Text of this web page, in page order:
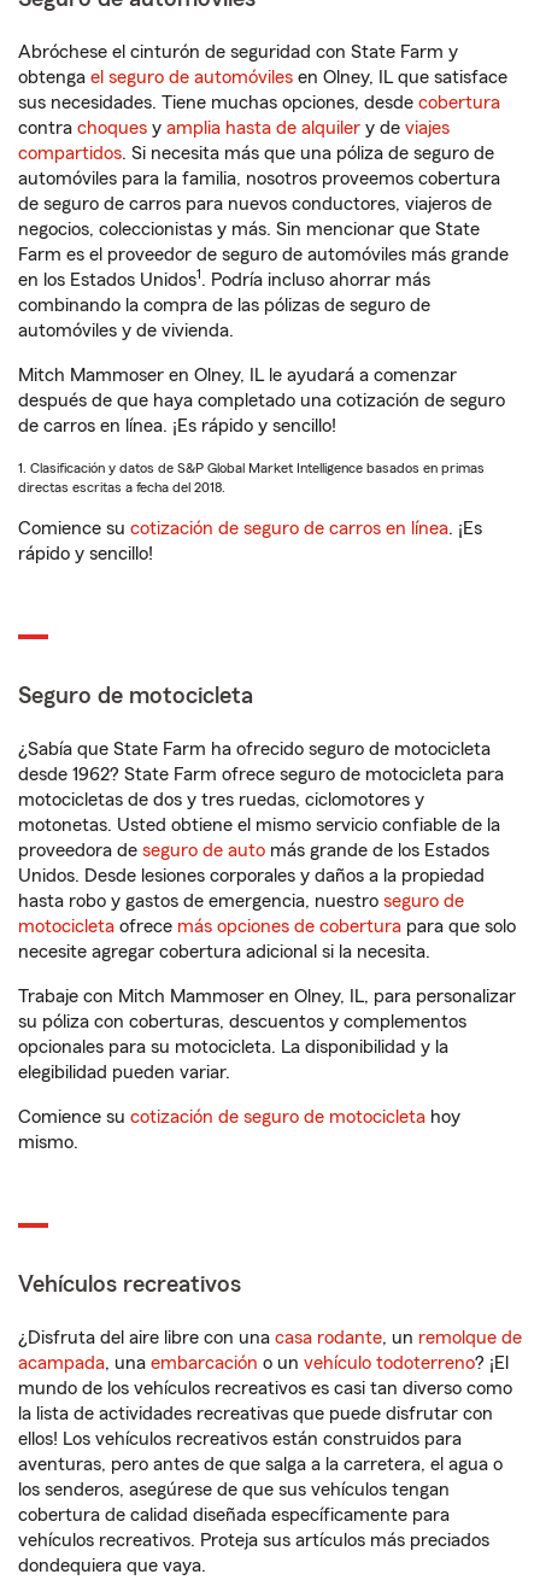
Abróchese el cinturón de seguridad con State Farm y
obtenga el seguro de automóviles en Olney, IL que satisface
sus necesidades. Tiene muchas opciones, desde cobertura
contra choques y amplia hasta de alquiler y de viajes
compartidos. Si necesita más que una póliza de seguro de
automóviles para la familia, nosotros proveemos cobertura
de seguro de carros para nuevos conductores, viajeros de
negocios, coleccionistas y más. Sin mencionar que State
Farm es el proveedor de seguro de automóviles más grande
en los Estados Unidos1 . Podría incluso ahorrar más
combinando la compra de las pólizas de seguro de
automóviles y de vivienda.
Mitch Mammoser en Olney, IL le ayudará a comenzar
después de que haya completado una cotización de seguro
de carros en línea. ¡Es rápido y sencillo!
1. Clasificación y datos de S&P Global Market Intelligence basados en primas
directas escritas a fecha del 2018.
Comience su cotización de seguro de carros en línea. ¡Es
rápido y sencillo!
Seguro de motocicleta
¿Sabía que State Farm ha ofrecido seguro de motocicleta
desde 1962? State Farm ofrece seguro de motocicleta para
motocicletas de dos y tres ruedas, ciclomotores y
motonetas. Usted obtiene el mismo servicio confiable de la
proveedora de seguro de auto más grande de los Estados
Unidos. Desde lesiones corporales y daños a la propiedad
hasta robo y gastos de emergencia, nuestro seguro de
motocicleta ofrece más opciones de cobertura para que solo
necesite agregar cobertura adicional si la necesita.
Trabaje con Mitch Mammoser en Olney, IL, para personalizar
su póliza con coberturas, descuentos y complementos
opcionales para su motocicleta. La disponibilidad y la
elegibilidad pueden variar.
Comience su cotización de seguro de motocicleta hoy
mismo.
Vehículos recreativos
¿Disfruta del aire libre con una casa rodante, un remolque de
acampada, una embarcación o un vehículo todoterreno? ¡El
mundo de los vehículos recreativos es casi tan diverso como
la lista de actividades recreativas que puede disfrutar con
ellos! Los vehículos recreativos están construidos para
aventuras, pero antes de que salga a la carretera, el agua o
los senderos, asegúrese de que sus vehículos tengan
cobertura de calidad diseñada específicamente para
vehículos recreativos. Proteja sus artículos más preciados
dondequiera que vaya.